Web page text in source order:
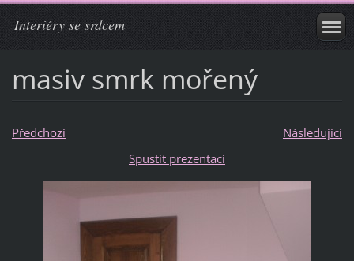
Interiéry se srdcem
masiv smrk mořený
Předchozí
Následující
Spustit prezentaci